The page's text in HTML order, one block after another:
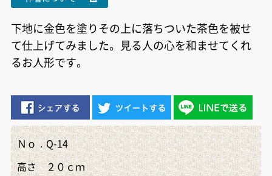
下地に金色を塗りその上に落ちついた茶色を被せ
て仕上げてみました。見る人の心を和ませてくれ
るお人形です。
Ｎｏ．Q-14
高さ ２０ｃｍ